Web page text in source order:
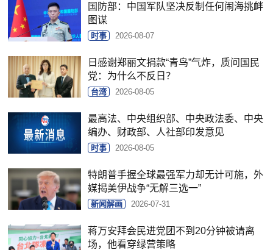
国防部：中国军队坚决反制任何闹海挑衅
图谋
时事 2026-08-07
日感谢郑丽文捐款“青鸟”气炸，质问国民
党：为什么不反日？
台湾 2026-08-05
最高法、中央组织部、中央政法委、中央
编办、财政部、人社部印发意见
时事 2026-08-05
特朗普手握全球最强军力却无计可施，外
媒揭美伊战争“无解三选一”
新闻解画 2026-07-31
蒋万安拜会民进党团不到20分钟被请离
场，他看穿绿营策略